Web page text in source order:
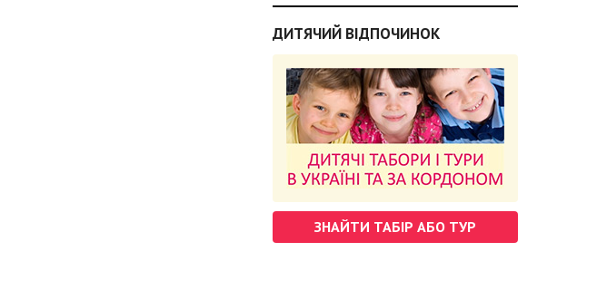
ДИТЯЧИЙ ВІДПОЧИНОК
ЗНАЙТИ ТАБІР АБО ТУР